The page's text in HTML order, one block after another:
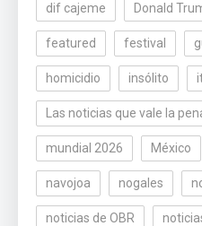
dif cajeme Donald
featured festival
homicidio insólito
Las noticias que vale la
mundial 2026 México
navojoa nogales
noticias de OBR